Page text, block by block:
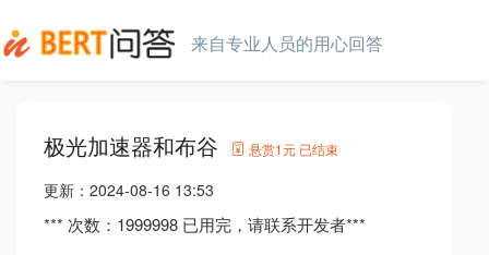
来自专业人员的用心回答
极光加速器和布谷 悬赏1元 已结束
更新： 2024-08-16 13:53
*** 次数：1999998 已用完，请联系开发者***